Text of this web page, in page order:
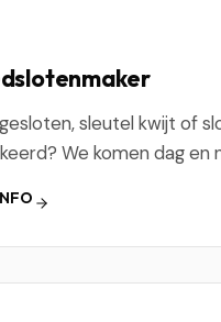
sleutel kwijt of
We komen dag en